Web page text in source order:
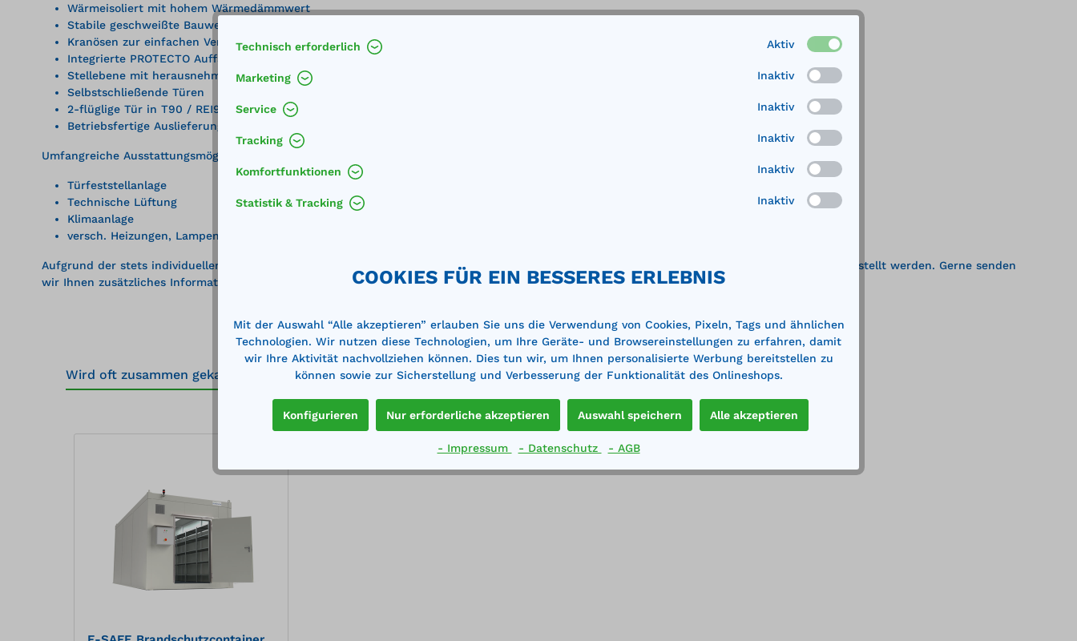
Wärmeisoliert mit hohem Wärmedämmwert
Stabile geschweißte Bauweise
Kranösen zur einfachen Verbringung
Integrierte PROTECTO Auffangwanne aus Stahlblech - zugelassen nach WHG / AwSV
Stellebene mit herausnehmbaren verzinkten Gitterrosten, Belastung: 1200 kg/m²
Selbstschließende Türen
2-flüglige Tür in T90 / REI90
Betriebsfertige Auslieferung
Umfangreiche Ausstattungsmöglichkeiten:
Türfeststellanlage
Technische Lüftung
Klimaanlage
versch. Heizungen, Lampen
Aufgrund der stets individuellen Anforderungen können konkrete Angebote über ein gesetzeskonformes Brandschutzcontainer nur auf Anfrage erstellt werden. Gerne senden
wir Ihnen zusätzliches Informationsmaterial. Kontaktieren Sie uns dazu einfach unter
shop@protecto.deoder nutzen Sie unser Kontaktformular.
Wird oft zusammen gekauft Zubehör 7
Technisch erforderlich Aktiv
Marketing Inaktiv
Service Inaktiv
Tracking Inaktiv
Komfortfunktionen Inaktiv
Statistik & Tracking Inaktiv
COOKIES FÜR EIN BESSERES ERLEBNIS
Mit der Auswahl “Alle akzeptieren” erlauben Sie uns die Verwendung von Cookies, Pixeln, Tags und ähnlichen
Technologien. Wir nutzen diese Technologien, um Ihre Geräte- und Browsereinstellungen zu erfahren, damit
wir Ihre Aktivität nachvollziehen können. Dies tun wir, um Ihnen personalisierte Werbung bereitstellen zu
können sowie zur Sicherstellung und Verbesserung der Funktionalität des Onlineshops.
Konfigurieren Nur erforderliche akzeptieren Auswahl speichern Alle akzeptieren
- Impressum - Datenschutz - AGB